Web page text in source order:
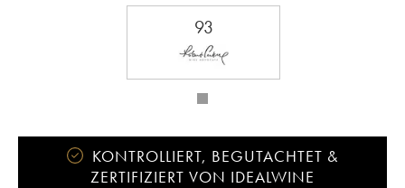
93
KONTROLLIERT, BEGUTACHTET &
ZERTIFIZIERT VON IDEALWINE